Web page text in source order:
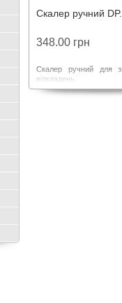
Скалер ручний
348.00 грн
Скалер ручний для
відкладень.